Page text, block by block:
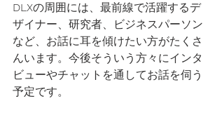
DLXの周囲には、最前線で活躍するデ
ザイナー、研究者、ビジネスパーソン
など、お話に耳を傾けたい方がたくさ
んいます。今後そういう方々にインタ
ビューやチャットを通してお話を伺う
予定です。